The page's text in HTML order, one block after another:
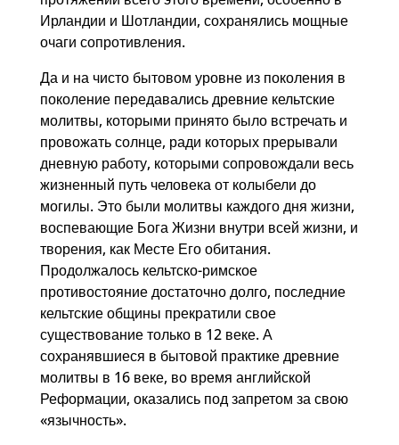
Ирландии и Шотландии, сохранялись мощные
очаги сопротивления.
Да и на чисто бытовом уровне из поколения в
поколение передавались древние кельтские
молитвы, которыми принято было встречать и
провожать солнце, ради которых прерывали
дневную работу, которыми сопровождали весь
жизненный путь человека от колыбели до
могилы. Это были молитвы каждого дня жизни,
воспевающие Бога Жизни внутри всей жизни, и
творения, как Месте Его обитания.
Продолжалось кельтско-римское
противостояние достаточно долго, последние
кельтские общины прекратили свое
существование только в 12 веке. А
сохранявшиеся в бытовой практике древние
молитвы в 16 веке, во время английской
Реформации, оказались под запретом за свою
«язычность».